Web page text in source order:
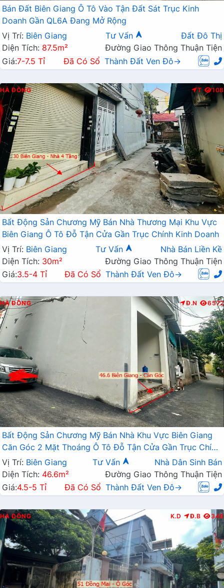
Bán Đất Biên Giang Ô Tô Vào Tận Đất Sát Trục Kinh
Doanh Gần QL6A Đang Mở Rộng
Vị Trí: Biên Giang Tư Vấn
Đất Đô Thị
Diện Tích: 87.5m²
Đường Giao Thông Thuận Tiện
Giá:7-7.5 Tỉ Đã Có Sổ Thành Đất Ven Đô→
HÀ ĐÔNG T 108
Bất Động Sản Chương Mỹ Bán Nhà Thương Mại Khu Vực
Biên Giang Ô Tô Đỗ Tận Cửa Gần Trục Chính Kinh Doanh
Vị Trí: Biên Giang Tư Vấn
Nhà Bán Liền Kề
Diện Tích: 30m²
Đường Giao Thông Thuận Tiện
Giá:3.5-4 Tỉ Đã Có Sổ Thành Đất Ven Đô→
HÀ ĐÔNG Đ.N 6572
Bất Động Sản Chương Mỹ Bán Nhà Khu Vực Biên Giang
Căn Góc 2 Mặt Thoáng Ô Tô Đỗ Tận Cửa Gần Trục Chính
Kinh Doanh
Vị Trí: Biên Giang Tư Vấn
Nhà Dân Sinh Bán
Diện Tích: 46.6m²
Đường Giao Thông Thuận Tiện
Giá:4.5-5 Tỉ Đã Có Sổ Thành Đất Ven Đô→
HÀ ĐÔNG K.D Đ.B 349